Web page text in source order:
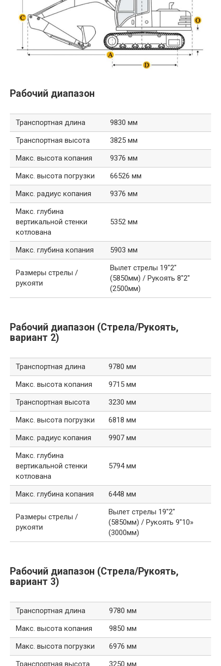
Рабочий диапазон
Транспортная длина
9830 мм
Транспортная высота
3825 мм
Макс. высота копания
9376 мм
Макс. высота погрузки
66526 мм
Макс. радиус копания
9376 мм
Макс. глубина
вертикальной стенки
котлована
5352 мм
Макс. глубина копания 5903 мм
Размеры стрелы /
рукояти
Вылет стрелы 19″2″
(5850мм) / Рукоять 8″2″
(2500мм)
Рабочий диапазон (Стрела/Рукоять,
вариант 2)
Транспортная длина
9780 мм
Макс. высота копания
9715 мм
Транспортная высота
3230 мм
Макс. высота погрузки
6818 мм
Макс. радиус копания
9907 мм
Макс. глубина
вертикальной стенки
котлована
5794 мм
Макс. глубина копания 6448 мм
Размеры стрелы /
рукояти
Вылет стрелы 19″2″
(5850мм) / Рукоять 9″10»
(3000мм)
Рабочий диапазон (Стрела/Рукоять,
вариант 3)
Транспортная длина
9780 мм
Макс. высота копания
9850 мм
Макс. высота погрузки
6976 мм
Транспортная высота
3250 мм